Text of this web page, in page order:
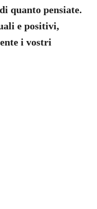
quanto pensiate.
e positivi,
i vostri